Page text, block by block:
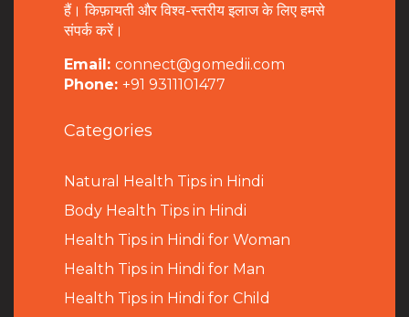
हैं। किफ़ायती और विश्व-स्तरीय इलाज के लिए हमसे
संपर्क करें।
Email: connect@gomedii.com
Phone: +91 9311101477
Categories
Natural Health Tips in Hindi
Body Health Tips in Hindi
Health Tips in Hindi for Woman
Health Tips in Hindi for Man
Health Tips in Hindi for Child